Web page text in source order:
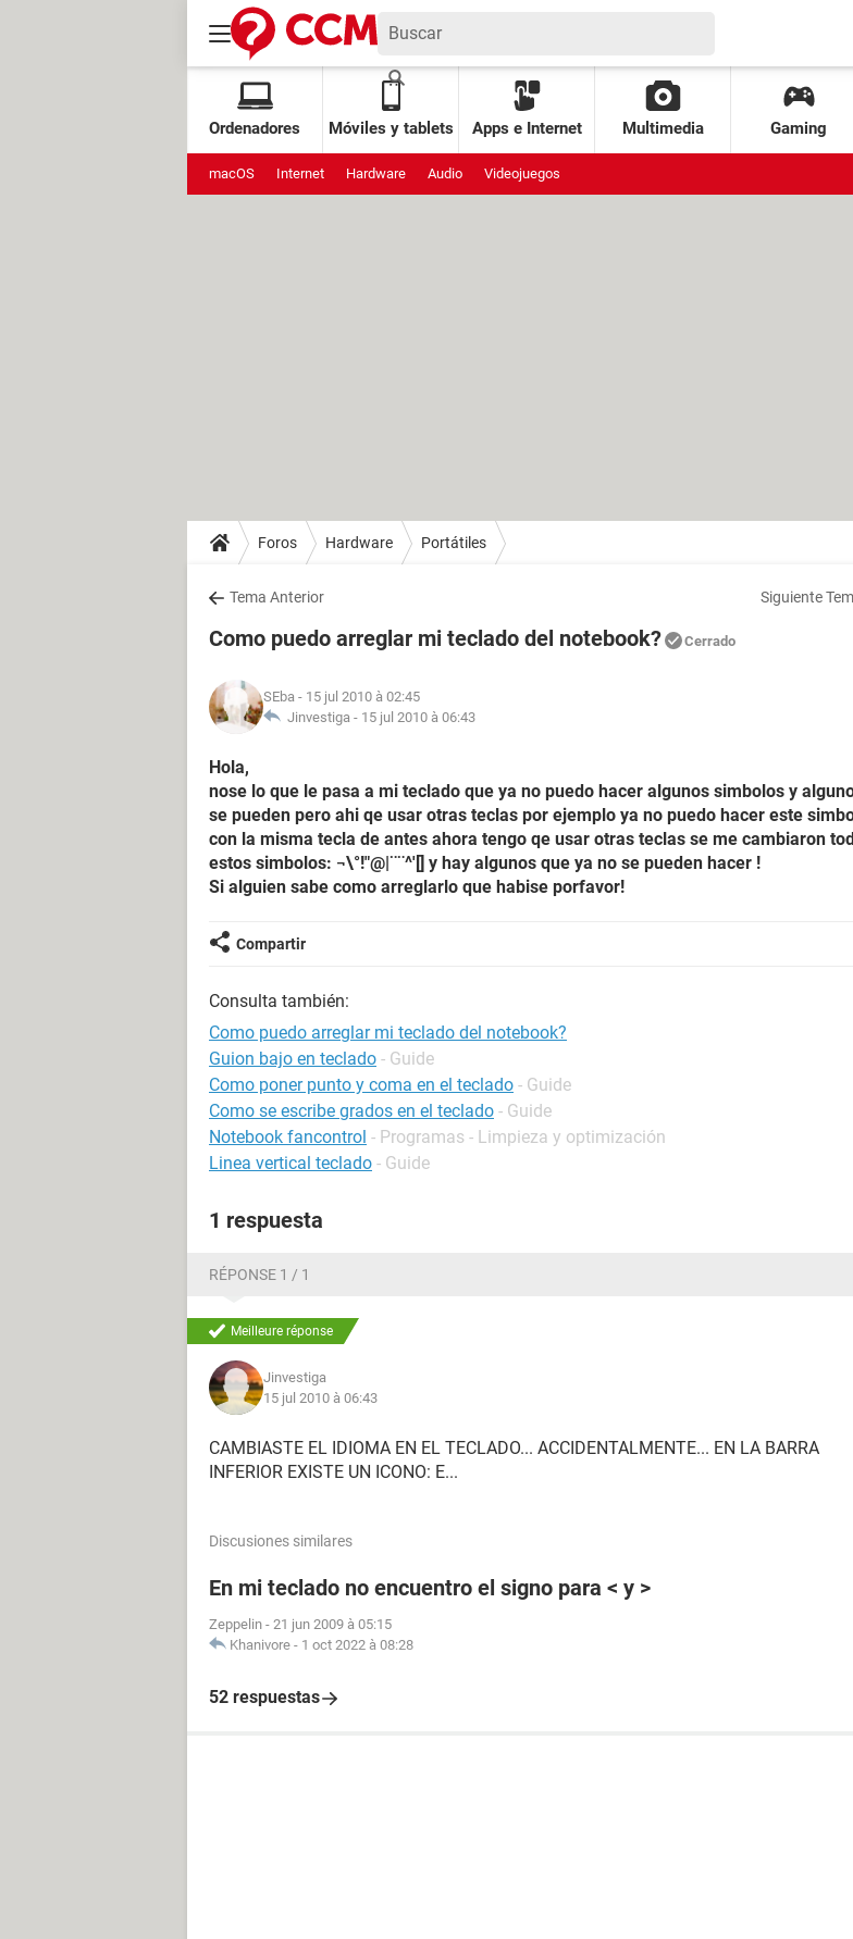
Ordenadores Móviles y tablets Apps e Internet Multimedia Gaming
macOS Internet Hardware Audio Videojuegos
Foros Hardware Portátiles
Tema Anterior Siguiente
Como puedo arreglar mi teclado del notebook? Cerrado
SEba - 15 jul 2010 à 02:45
Jinvestiga - 15 jul 2010 à 06:43
Hola,
nose lo que le pasa a mi teclado que ya no puedo hacer algunos simbolos y
se pueden pero ahi qe usar otras teclas por ejemplo ya no puedo hacer este
con la misma tecla de antes ahora tengo qe usar otras teclas se me cambiaron
estos simbolos: ¬\°!"@|¨¨^'[] y hay algunos que ya no se pueden hacer !
Si alguien sabe como arreglarlo que habise porfavor!
Compartir
Consulta también:
Como puedo arreglar mi teclado del notebook?
Guion bajo en teclado - Guide
Como poner punto y coma en el teclado - Guide
Como se escribe grados en el teclado - Guide
Notebook fancontrol - Programas - Limpieza y optimización
Linea vertical teclado - Guide
1 respuesta
RÉPONSE 1 / 1
Meilleure réponse
Jinvestiga
15 jul 2010 à 06:43
CAMBIASTE EL IDIOMA EN EL TECLADO... ACCIDENTALMENTE... EN LA BARRA
INFERIOR EXISTE UN ICONO: E...
Discusiones similares
En mi teclado no encuentro el signo para < y >
Zeppelin - 21 jun 2009 à 05:15
Khanivore - 1 oct 2022 à 08:28
52 respuestas